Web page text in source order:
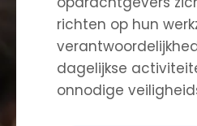
richten op hun
dagelijkse
onnodige